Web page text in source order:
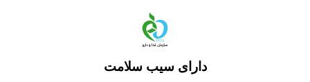
دارای سیب سلامت